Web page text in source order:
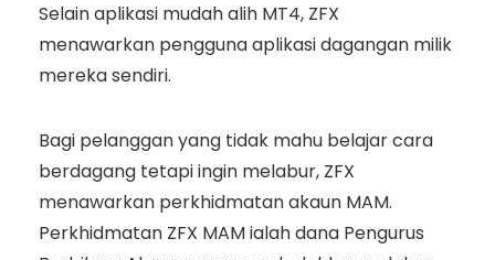
Selain aplikasi mudah alih MT4, ZFX
menawarkan pengguna aplikasi dagangan milik
mereka sendiri.
Bagi pelanggan yang tidak mahu belajar cara
berdagang tetapi ingin melabur, ZFX
menawarkan perkhidmatan akaun MAM.
Perkhidmatan ZFX MAM ialah dana Pengurus